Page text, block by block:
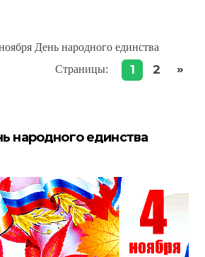
День народного единства
Страницы: 1 2 »
народного единства